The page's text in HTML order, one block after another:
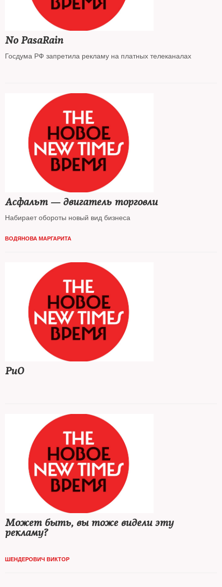
No PasaRain
Госдума РФ запретила рекламу на платных телеканалах
Асфальт — двигатель торговли
Набирает обороты новый вид бизнеса
ВОДЯНОВА МАРГАРИТА
РиО
Может быть, вы тоже видели эту
рекламу?
ШЕНДЕРОВИЧ ВИКТОР